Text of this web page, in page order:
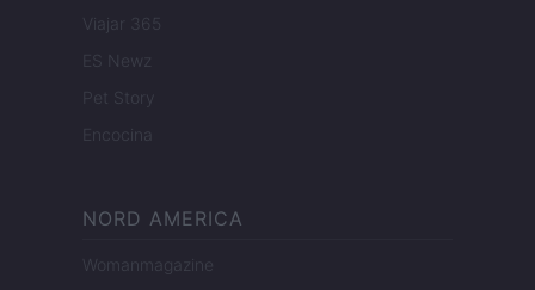
Viajar 365
ES Newz
Pet Story
Encocina
NORD AMERICA
Womanmagazine